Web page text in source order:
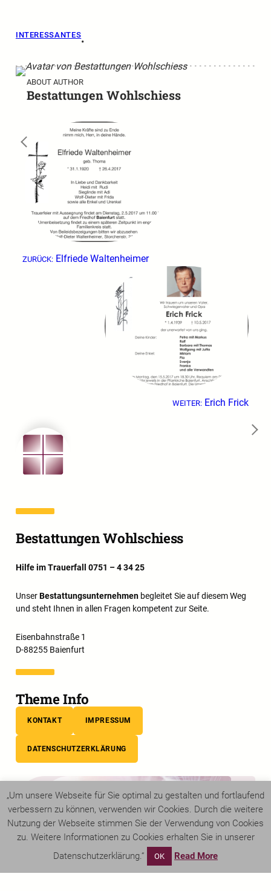
INTERESSANTES
•
ABOUT AUTHOR
Bestattungen Wohlschiess
←
ZURÜCK: Elfriede Waltenheimer
WEITER: Erich Frick
→
Bestattungen Wohlschiess
Hilfe im Trauerfall 0751 – 4 34 25
UnserBestattungsunternehmenbegleitet Sie auf diesem Weg
und steht Ihnen in allen Fragen kompetent zur Seite.
Eisenbahnstraße 1
D-88255 Baienfurt
Theme Info
KONTAKT IMPRESSUM
DATENSCHUTZERKLÄRUNG
„Um unsere Webseite für Sie optimal zu gestalten und fortlaufend
verbessern zu können, verwenden wir Cookies. Durch die weitere
Nutzung der Webseite stimmen Sie der Verwendung von Cookies
zu. Weitere Informationen zu Cookies erhalten Sie in unserer
Datenschutzerklärung.“
OK Read More